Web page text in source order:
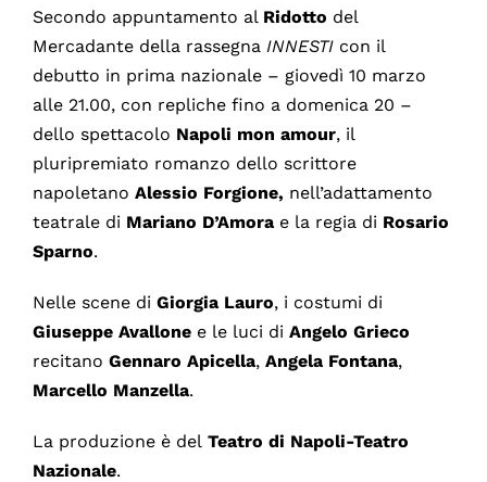
Secondo appuntamento al Ridotto del
Mercadante della rassegna INNESTIcon il
debutto in prima nazionale – giovedì 10 marzo
alle 21.00, con repliche fino a domenica 20 –
dello spettacolo Napoli mon amour, il
pluripremiato romanzo dello scrittore
napoletano Alessio Forgione, nell’adattamento
teatrale di Mariano D’Amorae la regia di Rosario
Sparno.
Nelle scene di Giorgia Lauro, i costumi di
Giuseppe Avallonee le luci di Angelo Grieco
recitano Gennaro Apicella, Angela Fontana,
Marcello Manzella.
La produzione è del Teatro di Napoli-Teatro
Nazionale.